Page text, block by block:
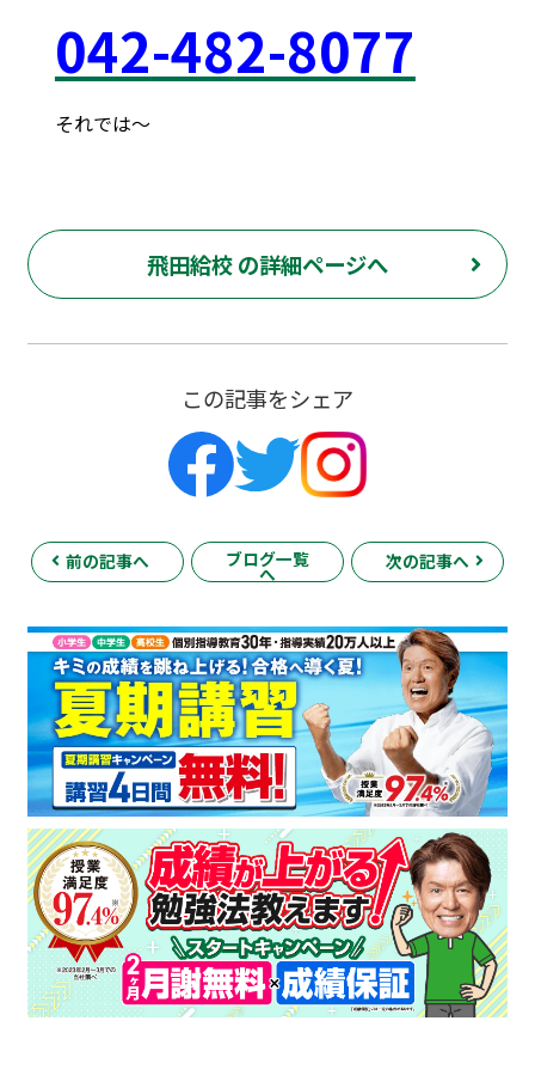
042-482-8077
それでは～
飛田給校 の詳細ページへ
この記事をシェア
前の記事へ ブログ一覧
へ
次の記事へ